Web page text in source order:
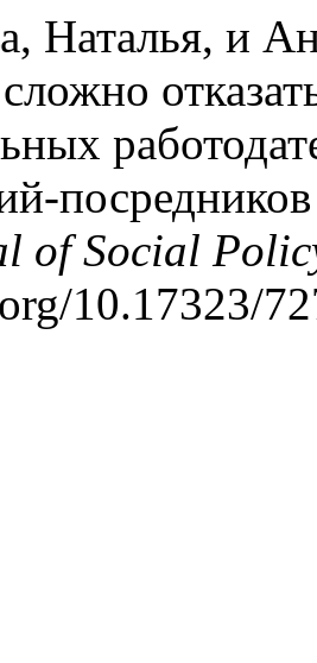
Наталья, и
of Social
10.17323/